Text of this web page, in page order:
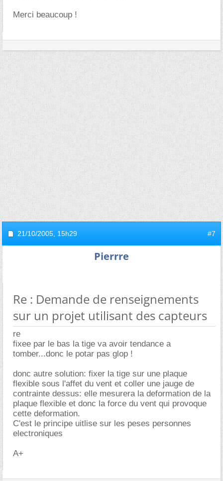
Merci beaucoup !
21/10/2005, 15h29 #7
Pierrre
Re : Demande de renseignements
sur un projet utilisant des capteurs
re
fixee par le bas la tige va avoir tendance a
tomber...donc le potar pas glop !
donc autre solution: fixer la tige sur une plaque
flexible sous l'affet du vent et coller une jauge de
contrainte dessus: elle mesurera la deformation de la
plaque flexible et donc la force du vent qui provoque
cette deformation.
C'est le principe uitlise sur les peses personnes
electroniques
A+